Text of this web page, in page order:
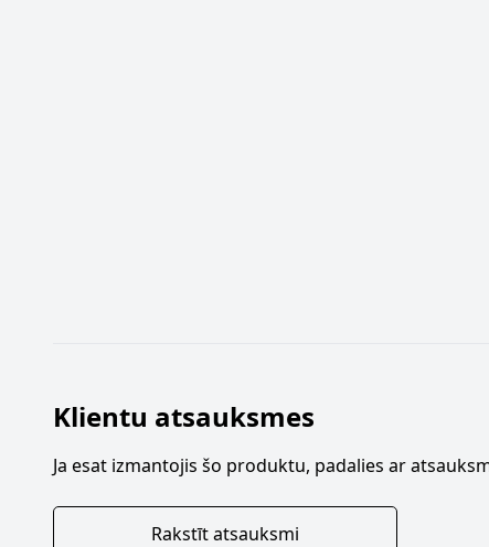
Klientu atsauksmes
Ja esat izmantojis šo produktu, padalies ar
Rakstīt atsauksmi